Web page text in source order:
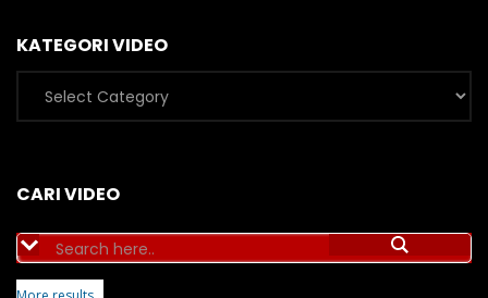
KATEGORI VIDEO
Kategori
Video
CARI VIDEO